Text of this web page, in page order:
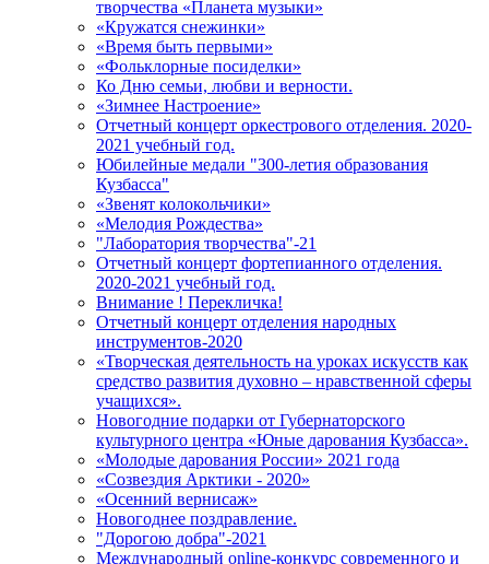
творчества «Планета музыки»
«Кружатся снежинки»
«Время быть первыми»
«Фольклорные посиделки»
Ко Дню семьи, любви и верности.
«Зимнее Настроение»
Отчетный концерт оркестрового отделения. 2020-
2021 учебный год.
Юбилейные медали "300-летия образования
Кузбасса"
«Звенят колокольчики»
«Мелодия Рождества»
"Лаборатория творчества"-21
Отчетный концерт фортепианного отделения.
2020-2021 учебный год.
Внимание ! Перекличка!
Отчетный концерт отделения народных
инструментов-2020
«Творческая деятельность на уроках искусств как
средство развития духовно – нравственной сферы
учащихся».
Новогодние подарки от Губернаторского
культурного центра «Юные дарования Кузбасса».
«Молодые дарования России» 2021 года
«Созвездия Арктики - 2020»
«Осенний вернисаж»
Новогоднее поздравление.
"Дорогою добра"-2021
Международный online-конкурс современного и